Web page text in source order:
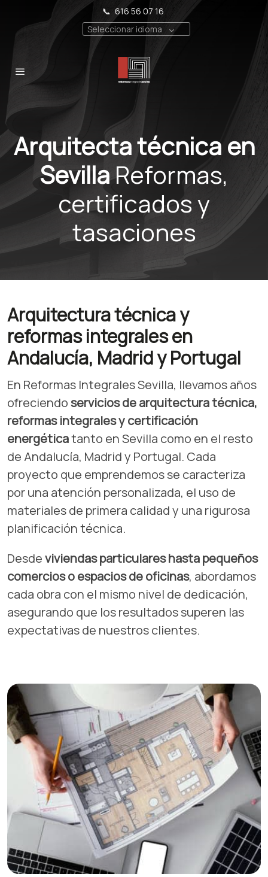
📞 616 56 07 16
Seleccionar idioma
Arquitecta técnica en
SevillaReformas,
certificados y
tasaciones
Arquitectura técnica y
reformas integrales en
Andalucía, Madrid y Portugal
En Reformas Integrales Sevilla, llevamos años
ofreciendoservicios de arquitectura técnica,
reformas integrales y certificación
energéticatanto en Sevilla como en el resto
de Andalucía, Madrid y Portugal. Cada
proyecto que emprendemos se caracteriza
por una atención personalizada, el uso de
materiales de primera calidad y una rigurosa
planificación técnica.
Desdeviviendas particulares hasta pequeños
comercios o espacios de oficinas, abordamos
cada obra con el mismo nivel de dedicación,
asegurando que los resultados superen las
expectativas de nuestros clientes.